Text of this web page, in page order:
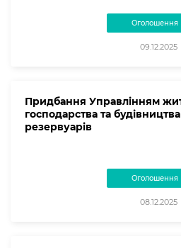
Оголошення
09.12.2025
Придбання Управлінням
господарства та
резервуарів
Оголошення
08.12.2025